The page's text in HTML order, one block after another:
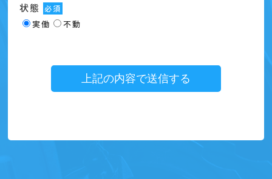
状態 必須
実働 不動